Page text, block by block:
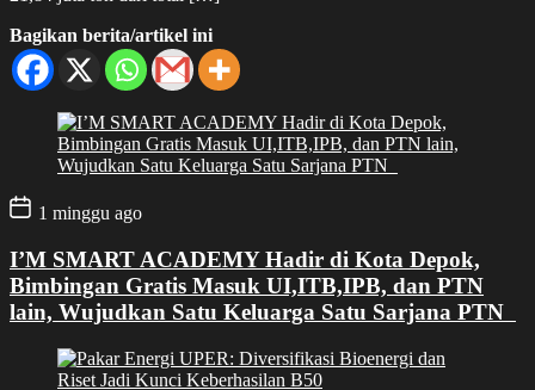
Bagikan berita/artikel ini
1 minggu ago
I’M SMART ACADEMY Hadir di Kota Depok,
Bimbingan Gratis Masuk UI,ITB,IPB, dan PTN
lain, Wujudkan Satu Keluarga Satu Sarjana PTN